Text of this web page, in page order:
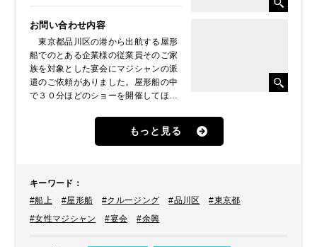
お問い合わせ内容
東京都品川区の港から出航する屋形
船でのとある企業様の従業員そのご家
族を対象とした宴会にマジシャンの派
遣のご依頼がありました。屋形船の中
で３０分ほどのショーを開催してほし
もっと見る
キーワード ：
#船上
#屋形船 #クルージング #品川区
#東京都
#女性マジシャン
#宴会 #余興